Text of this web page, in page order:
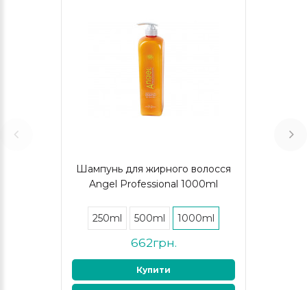
Шампунь для жирного волосся
Angel Professional 1000ml
250ml 500ml 1000ml
662грн.
Купити